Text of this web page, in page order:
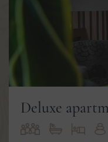
Deluxe